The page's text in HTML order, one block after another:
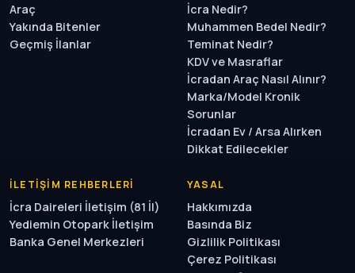
Araç
Yakında Bitenler
Geçmiş İlanlar
İcra Nedir?
Muhammen Bedel Nedir?
Teminat Nedir?
KDV ve Masraflar
İcradan Araç Nasıl Alınır?
Marka/Model Kronik
Sorunlar
İcradan Ev / Arsa Alırken
Dikkat Edilecekler
İLETIŞIM REHBERLERI
İcra Daireleri İletişim (81 İl)
Yediemin Otopark İletişim
Banka Genel Merkezleri
YASAL
Hakkımızda
Basında Biz
Gizlilik Politikası
Çerez Politikası